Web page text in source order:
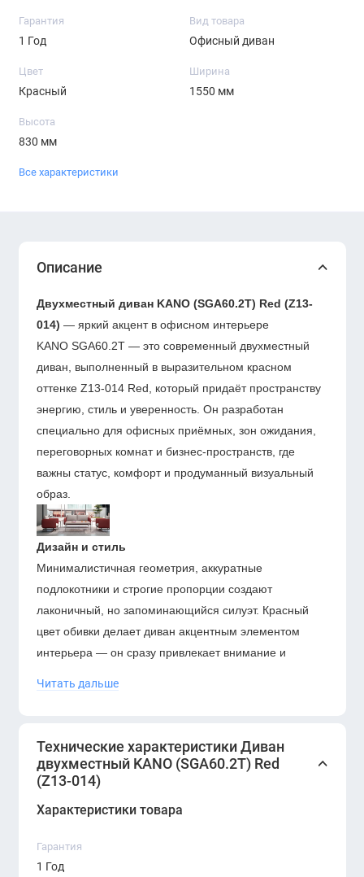
Гарантия
1 Год
Вид товара
Офисный диван
Цвет
Красный
Ширина
1550 мм
Высота
830 мм
Все характеристики
Описание
Двухместный диван KANO (SGA60.2T) Red (Z13-
014) — яркий акцент в офисном интерьере
KANO SGA60.2T — это современный двухместный
диван, выполненный в выразительном красном
оттенке Z13-014 Red, который придаёт пространству
энергию, стиль и уверенность. Он разработан
специально для офисных приёмных, зон ожидания,
переговорных комнат и бизнес-пространств, где
важны статус, комфорт и продуманный визуальный
образ.
Дизайн и стиль
Минималистичная геометрия, аккуратные
подлокотники и строгие пропорции создают
лаконичный, но запоминающийся силуэт. Красный
цвет обивки делает диван акцентным элементом
интерьера — он сразу привлекает внимание и
человек. Оптимальная глубина сиденья, удобная
спинка и плотный, но не жёсткий наполнитель
длительном ожидании или переговорах пользователь
чувствует себя комфортно.
Читать дальше
Технические характеристики Диван
двухместный KANO (SGA60.2T) Red
(Z13-014)
Характеристики товара
Гарантия
1 Год